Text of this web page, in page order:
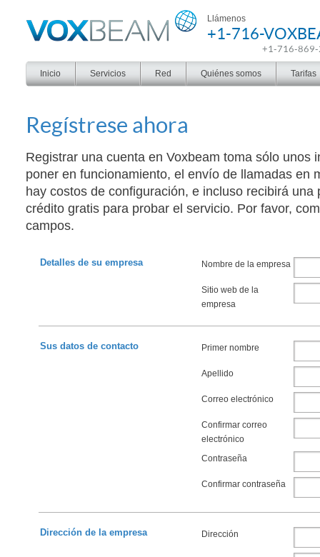
Llámenos
+1-716-
+1-716-
Inicio Servicios Red Quiénes somos Tarifas
Regístrese ahora
Registrar una cuenta en Voxbeam toma sólo unos
poner en funcionamiento, el envío de llamadas en
hay costos de configuración, e incluso recibirá una
crédito gratis para probar el servicio. Por favor,
campos.
Detalles de su empresa Nombre de la empresa
Sitio web de la
empresa
Sus datos de contacto Primer nombre
Apellido
Correo electrónico
Confirmar correo
electrónico
Contraseña
Confirmar contraseña
Dirección de la empresa Dirección